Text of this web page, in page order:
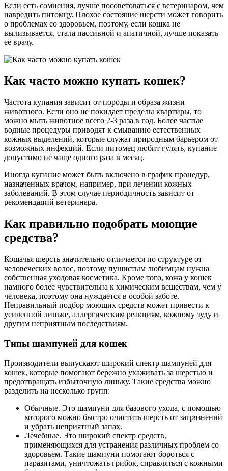
Если есть сомнения, лучше посоветоваться с ветеринаром, чем
навредить питомцу. Плохое состояние шерсти может говорить
о проблемах со здоровьем, поэтому, если кошка не
вылизывается, стала пассивной и апатичной, лучше показать
ее врачу.
Как часто можно купать кошек?
Частота купания зависит от породы и образа жизни
животного. Если оно не покидает пределы квартиры, то
можно мыть животное всего 2-3 раза в год. Более частые
водные процедуры приводят к смыванию естественных
кожных выделений, которые служат природным барьером от
возможных инфекций. Если питомец любит гулять, купание
допустимо не чаще одного раза в месяц.
Иногда купание может быть включено в график процедур,
назначенных врачом, например, при лечении кожных
заболеваний. В этом случае периодичность зависит от
рекомендаций ветеринара.
Как правильно подобрать моющие
средства?
Кошачья шерсть значительно отличается по структуре от
человеческих волос, поэтому пушистым любимцам нужна
собственная уходовая косметика. Кроме того, кожа у кошек
намного более чувствительна к химическим веществам, чем у
человека, поэтому она нуждается в особой заботе.
Неправильный подбор моющих средств может привести к
усиленной линьке, аллергическим реакциям, кожному зуду и
другим неприятным последствиям.
Типы шампуней для кошек
Производители выпускают широкий спектр шампуней для
кошек, которые помогают бережно ухаживать за шерстью и
предотвращать избыточную линьку. Такие средства можно
разделить на несколько групп:
Обычные. Это шампуни для базового ухода, с помощью
которого можно быстро очистить шерсть от загрязнений
и убрать неприятный запах.
Лечебные. Это широкий спектр средств,
применяющихся для устранения различных проблем со
здоровьем. Такие шампуни помогают бороться с
паразитами, уничтожать грибок, справляться с кожными